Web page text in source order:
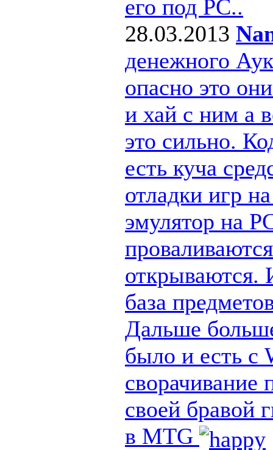
его под РС..
28.03.2013
денежного
опасно это
и хай с ним а
это сильно.
есть куча
отладки игр
эмулятор на
открываются.
база
Дальше
было и есть с
сворачивание
своей бравой
в MTG